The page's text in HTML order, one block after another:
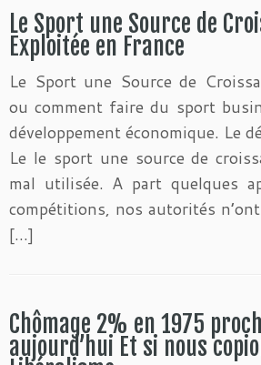
Le Sport une Source de
Exploitée en France
Le Sport une Source de
ou comment faire du sport
développement économique. Le
Le le sport une source de
mal utilisée. A part quelques
compétitions, nos autorités
[…]
Chômage 2% en 1975
aujourd’hui Et si nous